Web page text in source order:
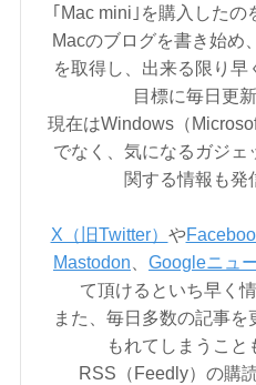
｢Mac mini｣を購入したの
Macのブログを書き始め
を取得し、出来る限り早
目標に毎日更
現在はWindows（
でなく、気になるガジェ
関する情報も発
X（旧Twitter） や
Mastodon
Googleニュ
て頂けるといち早く
また、毎日多数の記事
もれてしまうこと
RSS（Feedly）の購